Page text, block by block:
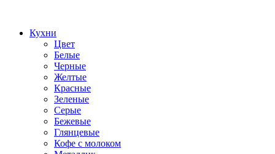
Кухни
Цвет
Белые
Черные
Желтые
Красные
Зеленые
Серые
Бежевые
Глянцевые
Кофе с молоком